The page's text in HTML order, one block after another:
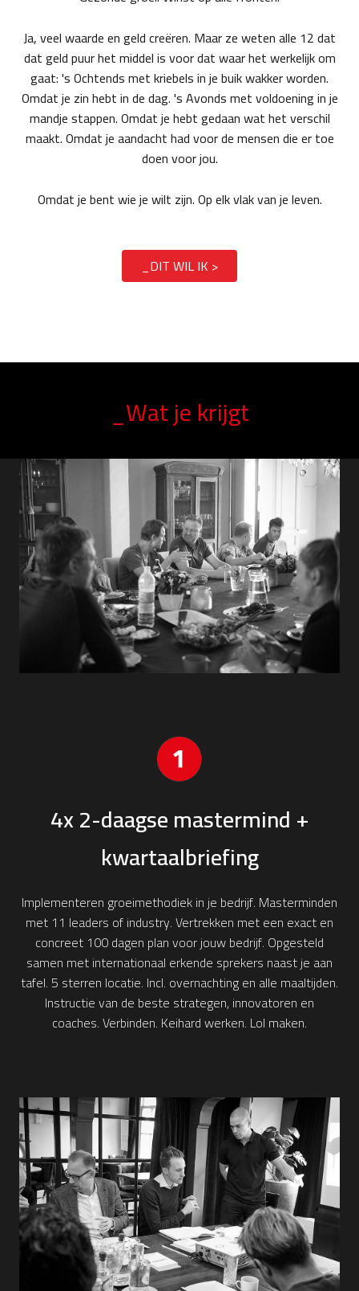
Ja, veel waarde en geld creëren. Maar ze weten alle 12 dat
dat geld puur het middel is voor dat waar het werkelijk om
gaat: 's Ochtends met kriebels in je buik wakker worden.
Omdat je zin hebt in de dag. 's Avonds met voldoening in je
mandje stappen. Omdat je hebt gedaan wat het verschil
maakt. Omdat je aandacht had voor de mensen die er toe
doen voor jou.
Omdat je bent wie je wilt zijn. Op elk vlak van je leven.
_DIT WIL IK >
_Wat je krijgt
4x 2-daagse mastermind +
kwartaalbriefing
Implementeren groeimethodiek in je bedrijf. Masterminden
met 11 leaders of industry. Vertrekken met een exact en
concreet 100 dagen plan voor jouw bedrijf. Opgesteld
samen met internationaal erkende sprekers naast je aan
tafel. 5 sterren locatie. Incl. overnachting en alle maaltijden.
Instructie van de beste strategen, innovatoren en
coaches. Verbinden. Keihard werken. Lol maken.